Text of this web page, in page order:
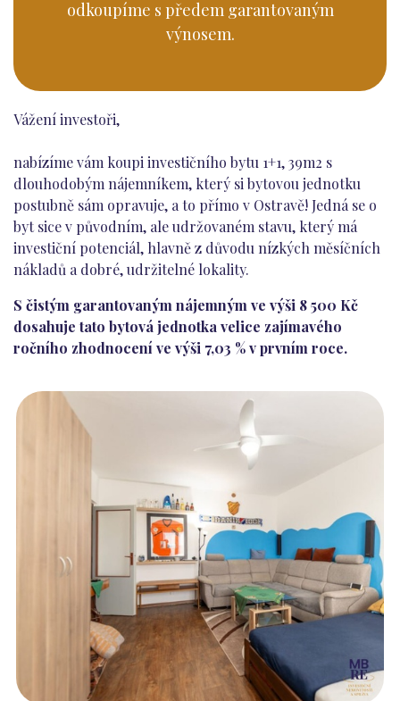
odkoupíme s předem garantovaným
výnosem.
Vážení investoři,
nabízíme vám koupi investičního bytu 1+1, 39m2 s
dlouhodobým nájemníkem, který si bytovou jednotku
postubně sám opravuje, a to přímo v Ostravě! Jedná se o
byt sice v původním, ale udržovaném stavu, který má
investiční potenciál, hlavně z důvodu nízkých měsíčních
nákladů a dobré, udržitelné lokality.
S čistým garantovaným nájemným ve výši 8 500 Kč
dosahuje tato bytová jednotka velice zajímavého
ročního zhodnocení ve výši 7,03 % v prvním roce.